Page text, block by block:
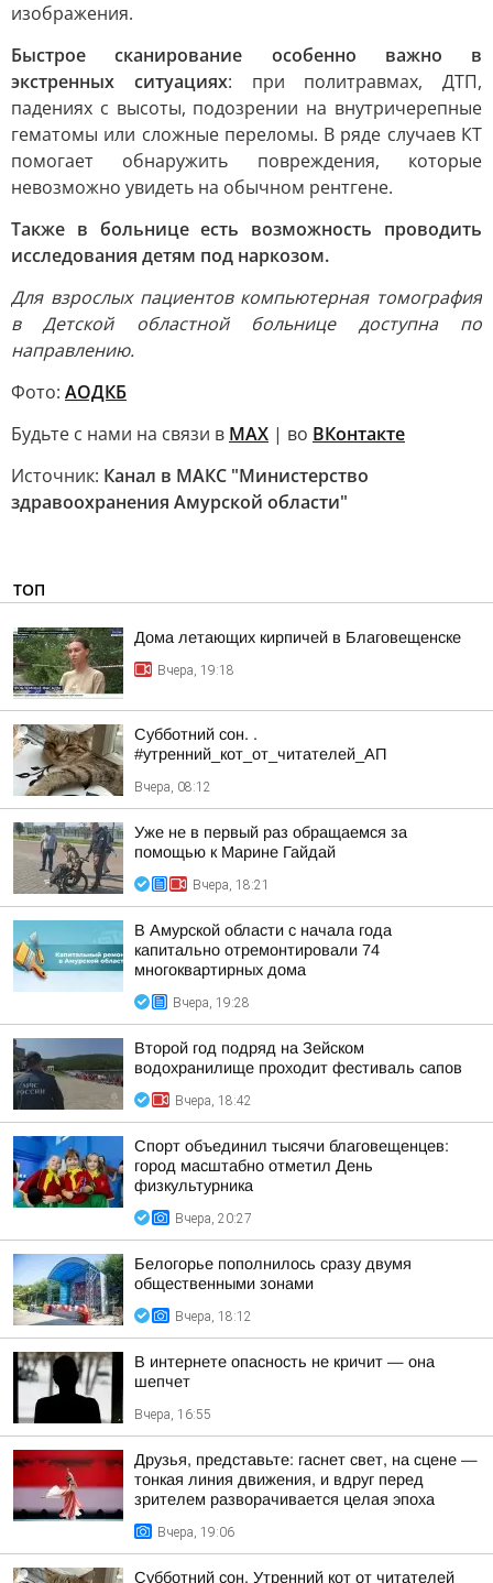
изображения.
Быстрое сканирование особенно важно в
экстренных ситуациях: при политравмах, ДТП,
падениях с высоты, подозрении на внутричерепные
гематомы или сложные переломы. В ряде случаев КТ
помогает обнаружить повреждения, которые
невозможно увидеть на обычном рентгене.
Также в больнице есть возможность проводить
исследования детям под наркозом.
Для взрослых пациентов компьютерная томография
в Детской областной больнице доступна по
направлению.
Фото: АОДКБ
Будьте с нами на связи в МАХ | во ВКонтакте
Источник: Канал в МАКС "Министерство
здравоохранения Амурской области"
ТОП
Дома летающих кирпичей в Благовещенске
Вчера, 19:18
Субботний сон. .
#утренний_кот_от_читателей_АП
Вчера, 08:12
Уже не в первый раз обращаемся за
помощью к Марине Гайдай
Вчера, 18:21
В Амурской области с начала года
капитально отремонтировали 74
многоквартирных дома
Вчера, 19:28
Второй год подряд на Зейском
водохранилище проходит фестиваль сапов
Вчера, 18:42
Спорт объединил тысячи благовещенцев:
город масштабно отметил День
физкультурника
Вчера, 20:27
Белогорье пополнилось сразу двумя
общественными зонами
Вчера, 18:12
В интернете опасность не кричит — она
шепчет
Вчера, 16:55
Друзья, представьте: гаснет свет, на сцене —
тонкая линия движения, и вдруг перед
зрителем разворачивается целая эпоха
Вчера, 19:06
Субботний сон. Утренний кот от читателей